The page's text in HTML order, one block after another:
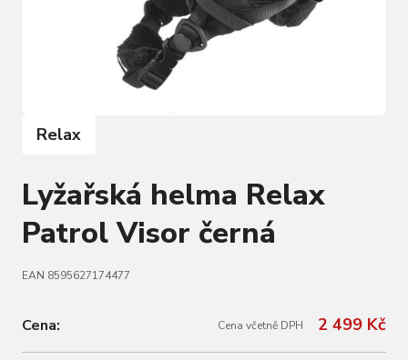
Relax
Lyžařská helma Relax
Patrol Visor černá
EAN 8595627174477
Cena: Cena včetně DPH 2 499 Kč